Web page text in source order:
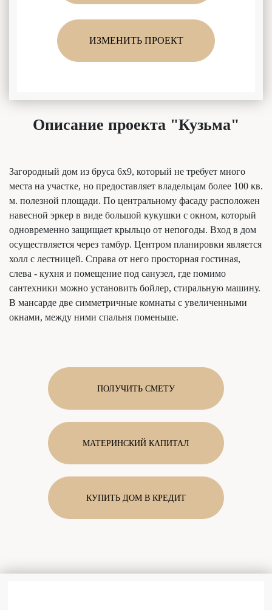
ИЗМЕНИТЬ ПРОЕКТ
Описание проекта "Кузьма"
Загородный дом из бруса 6х9, который не требует много
места на участке, но предоставляет владельцам более 100 кв.
м. полезной площади. По центральному фасаду расположен
навесной эркер в виде большой кукушки с окном, который
одновременно защищает крыльцо от непогоды. Вход в дом
осуществляется через тамбур. Центром планировки является
холл с лестницей. Справа от него просторная гостиная,
слева - кухня и помещение под санузел, где помимо
сантехники можно установить бойлер, стиральную машину.
В мансарде две симметричные комнаты с увеличенными
окнами, между ними спальня поменьше.
ПОЛУЧИТЬ СМЕТУ
МАТЕРИНСКИЙ КАПИТАЛ
КУПИТЬ ДОМ В КРЕДИТ